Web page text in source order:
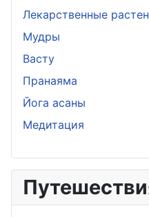
Лекарственные
Мудры
Васту
Пранаяма
Йога асаны
Медитация